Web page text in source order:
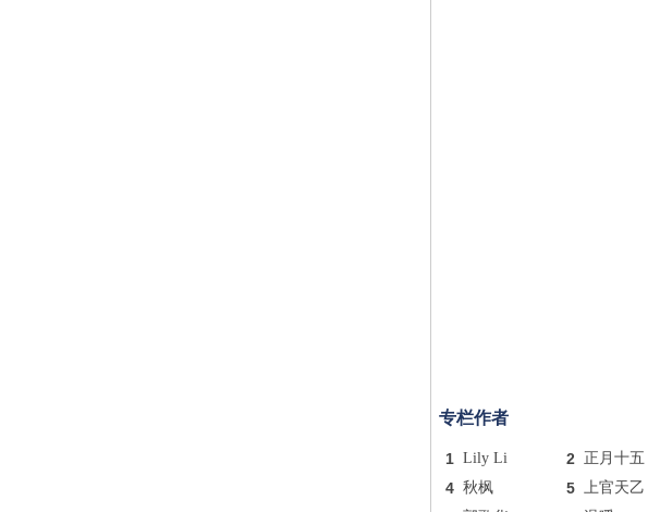
专栏作者
1 Lily Li 2 正月十五
4 秋枫 5 上官天乙